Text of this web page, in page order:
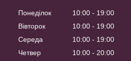
Понеділок 10:00
19:00
Вівторок
10:00
19:00
Середа
10:00
19:00
Четвер
10:00
20:00